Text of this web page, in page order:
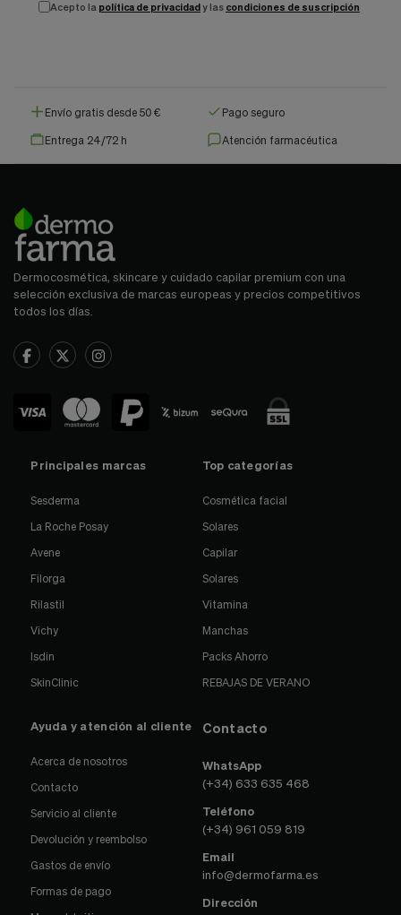
Acepto la política de privacidady las condiciones de suscripción
Envío gratis desde 50 € Pago seguro
Entrega 24/72 h Atención farmacéutica
Dermocosmética, skincare y cuidado capilar premium con una
selección exclusiva de marcas europeas y precios competitivos
todos los días.
Principales marcas
Sesderma
La Roche Posay
Avene
Filorga
Rilastil
Vichy
Isdin
SkinClinic
Top categorías
Cosmética facial
Solares
Capilar
Solares
Vitamina
Manchas
Packs Ahorro
REBAJAS DE VERANO
Ayuda y atención al cliente
Acerca de nosotros
Contacto
Servicio al cliente
Devolución y reembolso
Gastos de envío
Formas de pago
Contacto
WhatsApp
(+34) 633 635 468
Teléfono
(+34) 961 059 819
Email
info@dermofarma.es
Dirección